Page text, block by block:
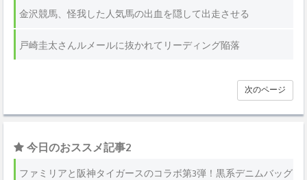
金沢競馬、怪我した人気馬の出血を隠して出走させる
戸崎圭太さんルメールに抜かれてリーディング陥落
次のページ